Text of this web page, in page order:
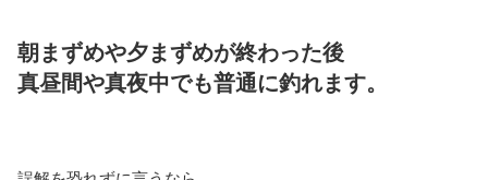
朝まずめや夕まずめが終わった後
真昼間や真夜中でも普通に釣れます。